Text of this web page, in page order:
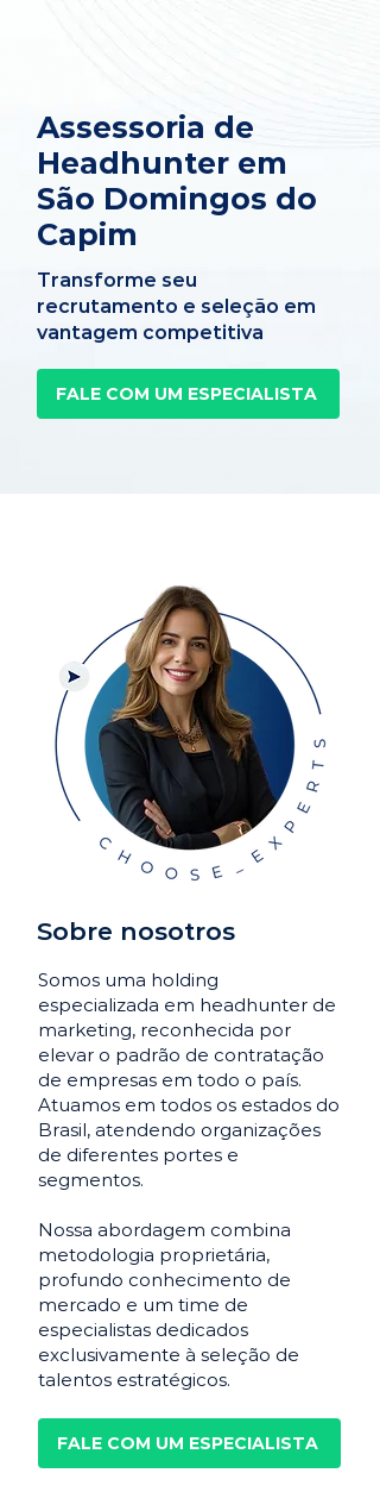
Assessoria de
Headhunter em
São Domingos do
Capim
Transforme seu
recrutamento e seleção em
vantagem competitiva
FALE COM UM ESPECIALISTA
Sobre nosotros
Somos uma holding
especializada em headhunter de
marketing, reconhecida por
elevar o padrão de contratação
de empresas em todo o país.
Atuamos em todos os estados do
Brasil, atendendo organizações
de diferentes portes e
segmentos.
Nossa abordagem combina
metodologia proprietária,
profundo conhecimento de
mercado e um time de
especialistas dedicados
exclusivamente à seleção de
talentos estratégicos.
FALE COM UM ESPECIALISTA